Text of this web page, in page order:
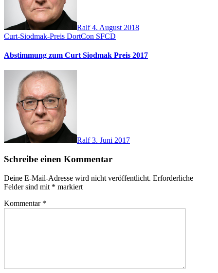
Ralf4. August 2018
Curt-Siodmak-Preis DortCon SFCD
Abstimmung zum Curt Siodmak Preis 2017
Ralf3. Juni 2017
Schreibe einen Kommentar
Deine E-Mail-Adresse wird nicht veröffentlicht. Erforderliche
Felder sind mit * markiert
Kommentar *